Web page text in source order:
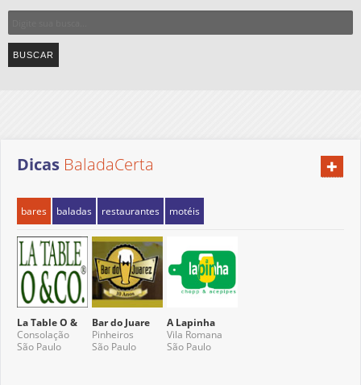
Dicas BaladaCerta +
bares baladas restaurantes motéis
La Table O &
Consolação
São Paulo
Bar do Juare
Pinheiros
São Paulo
A Lapinha
Vila Romana
São Paulo